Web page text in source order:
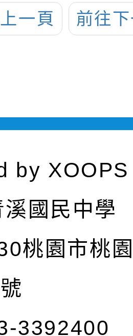
一頁 前往
by XOOPS
國民中學
桃園市桃
3392400